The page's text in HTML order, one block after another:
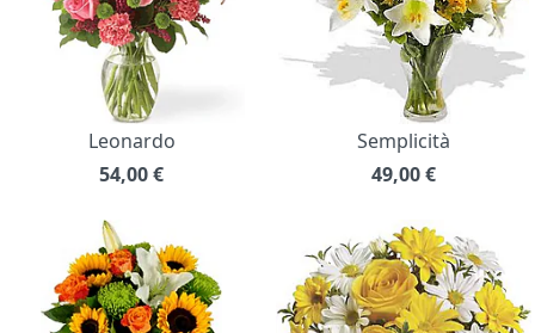
Leonardo
54,00€
Semplicità
49,00€